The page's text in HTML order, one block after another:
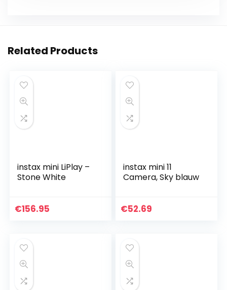
Related Products
instax mini LiPlay –
Stone White
€156.95
instax mini 11
Camera, Sky blauw
€52.69